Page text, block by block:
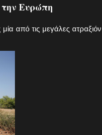
Ευρώπη
από τις μεγάλες ατραξιόν